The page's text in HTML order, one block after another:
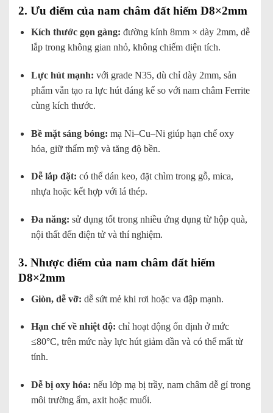
2. Ưu điểm của nam châm đất hiếm D8×2mm
Kích thước gọn gàng: đường kính 8mm × dày 2mm, dễ
lắp trong không gian nhỏ, không chiếm diện tích.
Lực hút mạnh: với grade N35, dù chỉ dày 2mm, sản
phẩm vẫn tạo ra lực hút đáng kể so với nam châm Ferrite
cùng kích thước.
Bề mặt sáng bóng: mạ Ni–Cu–Ni giúp hạn chế oxy
hóa, giữ thẩm mỹ và tăng độ bền.
Dễ lắp đặt: có thể dán keo, đặt chìm trong gỗ, mica,
nhựa hoặc kết hợp với lá thép.
Đa năng: sử dụng tốt trong nhiều ứng dụng từ hộp quà,
nội thất đến điện tử và thí nghiệm.
3. Nhược điểm của nam châm đất hiếm
D8×2mm
Giòn, dễ vỡ: dễ sứt mẻ khi rơi hoặc va đập mạnh.
Hạn chế về nhiệt độ: chỉ hoạt động ổn định ở mức
≤80°C, trên mức này lực hút giảm dần và có thể mất từ
tính.
Dễ bị oxy hóa: nếu lớp mạ bị trầy, nam châm dễ gỉ trong
môi trường ẩm, axit hoặc muối.